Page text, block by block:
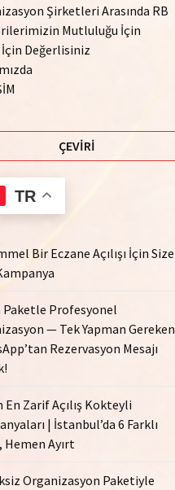
Şirketleri Arasında RB
Mutluluğu İçin
Değerlisiniz
ÇEVIRI
TR
Bir Eczane Açılışı İçin Size
Paketle Profesyonel
— Tek Yapman Gereken
Rezervasyon Mesajı
En Zarif Açılış Kokteyli
| İstanbul’da 6 Farklı
Hemen Ayırt
Organizasyon Paketiyle